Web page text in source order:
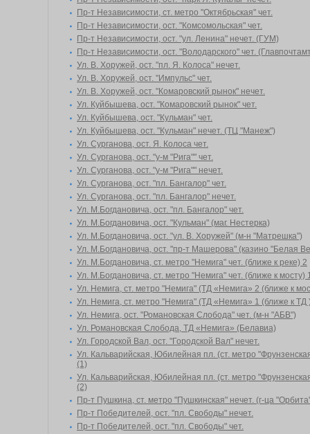
Пр-т Независимости, ст. метро "Октябрьская" чет.
Пр-т Независимости, ост. "Комсомольская" чет.
Пр-т Независимости, ост. "ул. Ленина" нечет. (ГУМ)
Пр-т Независимости, ост. "Володарского" чет.
Ул. В. Хоружей, ост. "пл. Я. Колоса" нечет.
Ул. В. Хоружей, ост. "Импульс" чет.
Ул. В. Хоружей, ост. "Комаровский рынок" нечет.
Ул. Куйбышева, ост. "Комаровский рынок" чет.
Ул. Куйбышева, ост. "Кульман" чет.
Ул. Куйбышева, ост. "Кульман" нечет. (ТЦ "Манеж")
Ул. Сурганова, ост. Я. Колоса чет.
Ул. Сурганова, ост. "у-м "Рига"" чет.
Ул. Сурганова, ост. "у-м "Рига"" нечет.
Ул. Сурганова, ост. "пл. Бангалор" чет.
Ул. Сурганова, ост. "пл. Бангалор" нечет.
Ул. М.Богдановича, ост. "пл. Бангалор" чет.
Ул. М.Богдановича, ост. "Кульман" (маг. Нестерка)
Ул. М.Богдановича, ост. "ул. В. Хоружей" (м-н "Матрешка")
Ул. М.Богдановича, ост. "пр-т Машерова" (казино "Белая
Ул. М.Богдановича, ст. метро "Немига" чет. (ближе к реке) 2
Ул. М.Богдановича, ст. метро "Немига" чет. (ближе к мосту)
Ул. Немига, ст. метро "Немига" (ТД «Немига» 2 (ближе к
Ул. Немига, ст. метро "Немига" (ТД «Немига» 1 (ближе к ТД
Ул. Немига, ост. "Романовская Слобода" чет. (м-н "АБВ")
Ул. Романовская Слобода, ТД «Немига» (Белавиа)
Ул. Городской Вал, ост. "Городской Вал" нечет.
Ул. Кальварийская, Юбилейная пл. (ст. метро
(1)
Ул. Кальварийская, Юбилейная пл. (ст. метро
(2)
Пр-т Пушкина, ст. метро "Пушкинская" нечет. (г-ца
Пр-т Победителей, ост. "пл. Свободы" нечет.
Пр-т Победителей, ост. "пл. Свободы" чет.